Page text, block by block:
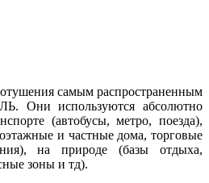
самым распространенным
Они используются абсолютно
(автобусы, метро, поезда),
и частные дома, торговые
на природе (базы отдыха,
зоны и тд).